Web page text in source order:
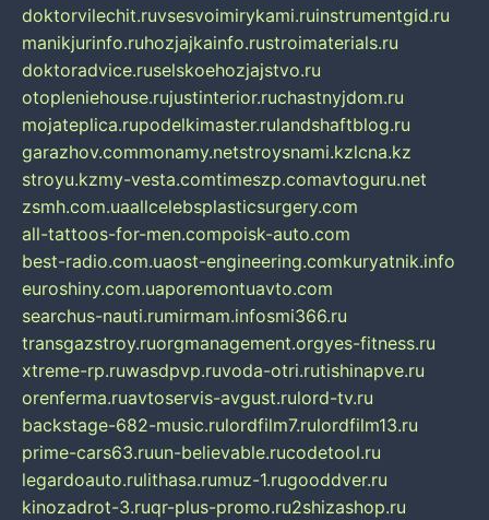
doktorvilechit.ruvsesvoimirykami.ruinstrumentgid.ru
manikjurinfo.ruhozjajkainfo.rustroimaterials.ru
doktoradvice.ruselskoehozjajstvo.ru
otopleniehouse.rujustinterior.ruchastnyjdom.ru
mojateplica.rupodelkimaster.rulandshaftblog.ru
garazhov.commonamy.netstroysnami.kzlcna.kz
stroyu.kzmy-vesta.comtimeszp.comavtoguru.net
zsmh.com.uaallcelebsplasticsurgery.com
all-tattoos-for-men.compoisk-auto.com
best-radio.com.uaost-engineering.comkuryatnik.info
euroshiny.com.uaporemontuavto.com
searchus-nauti.rumirmam.infosmi366.ru
transgazstroy.ruorgmanagement.orgyes-fitness.ru
xtreme-rp.ruwasdpvp.ruvoda-otri.rutishinapve.ru
orenferma.ruavtoservis-avgust.rulord-tv.ru
backstage-682-music.rulordfilm7.rulordfilm13.ru
prime-cars63.ruun-believable.rucodetool.ru
legardoauto.rulithasa.rumuz-1.rugooddver.ru
kinozadrot-3.ruqr-plus-promo.ru2shizashop.ru